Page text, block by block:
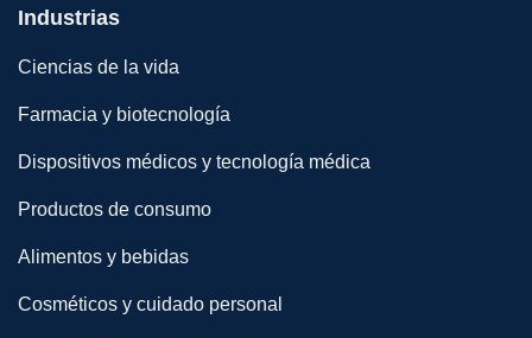
Industrias
Ciencias de la vida
Farmacia y biotecnología
Dispositivos médicos y tecnología médica
Productos de consumo
Alimentos y bebidas
Cosméticos y cuidado personal